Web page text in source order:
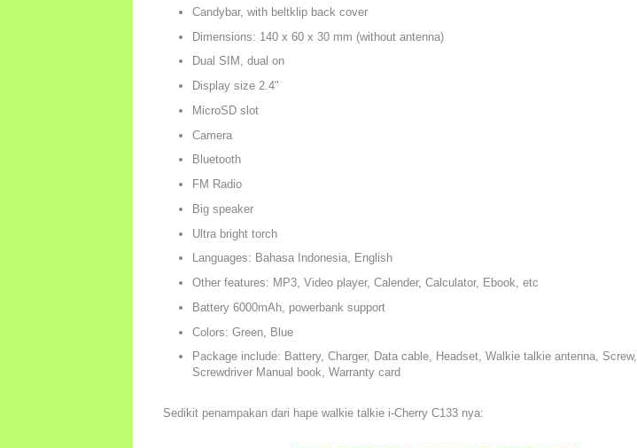
Candybar, with beltklip back cover
Dimensions: 140 x 60 x 30 mm (without antenna)
Dual SIM, dual on
Display size 2.4"
MicroSD slot
Camera
Bluetooth
FM Radio
Big speaker
Ultra bright torch
Languages: Bahasa Indonesia, English
Other features: MP3, Video player, Calender, Calculator, Ebook, etc
Battery 6000mAh, powerbank support
Colors: Green, Blue
Package include: Battery, Charger, Data cable, Headset, Walkie talkie antenna, Screw,
Screwdriver Manual book, Warranty card
Sedikit penampakan dari hape walkie talkie i-Cherry C133 nya: